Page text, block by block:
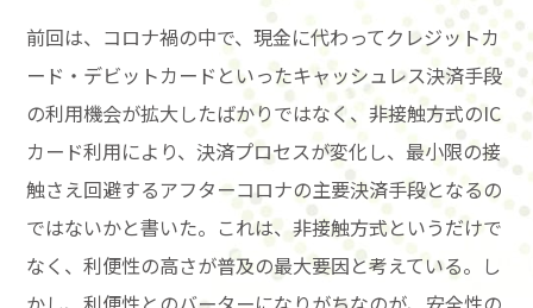
前回は、コロナ禍の中で、現金に代わってクレジットカ
ード・デビットカードといったキャッシュレス決済手段
の利用機会が拡大したばかりではなく、非接触方式のIC
カード利用により、決済プロセスが変化し、最小限の接
触さえ回避するアフターコロナの主要決済手段となるの
ではないかと書いた。これは、非接触方式というだけで
なく、利便性の高さが普及の最大要因と考えている。し